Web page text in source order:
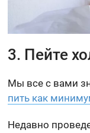
3. Пейте
Мы все с вами
пить как
Недавно